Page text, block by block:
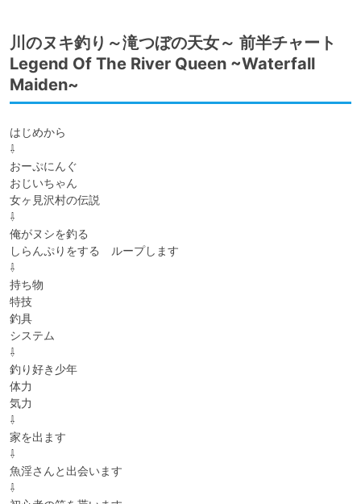
川のヌキ釣り～滝つぼの天女～ 前半チャート
Legend Of The River Queen ~Waterfall
Maiden~
はじめから
⇩
おーぷにんぐ
おじいちゃん
女ヶ見沢村の伝説
⇩
俺がヌシを釣る
しらんぷりをする　ループします
⇩
持ち物
特技
釣具
システム
⇩
釣り好き少年
体力
気力
⇩
家を出ます
⇩
魚淫さんと出会います
⇩